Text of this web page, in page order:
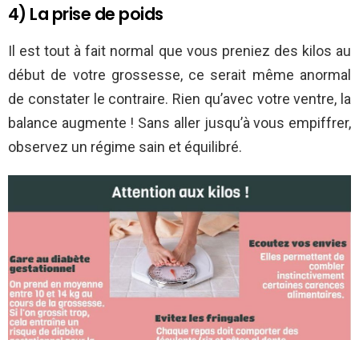
4) La prise de poids
Il est tout à fait normal que vous preniez des kilos au
début de votre grossesse, ce serait même anormal
de constater le contraire. Rien qu’avec votre ventre, la
balance augmente ! Sans aller jusqu’à vous empiffrer,
observez un régime sain et équilibré.